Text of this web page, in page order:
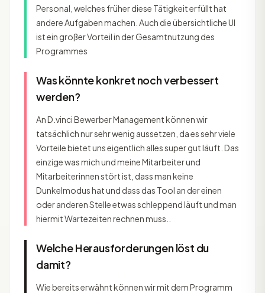
Personal, welches früher diese Tätigkeit erfüllt hat
andere Aufgaben machen. Auch die übersichtliche UI
ist ein großer Vorteil in der Gesamtnutzung des
Programmes
Was könnte konkret noch verbessert
werden?
An D.vinci Bewerber Management können wir
tatsächlich nur sehr wenig aussetzen, da es sehr viele
Vorteile bietet uns eigentlich alles super gut läuft. Das
einzige was mich und meine Mitarbeiter und
Mitarbeiterinnen stört ist, dass man keine
Dunkelmodus hat und dass das Tool an der einen
oder anderen Stelle etwas schleppend läuft und man
hiermit Wartezeiten rechnen muss..
Welche Herausforderungen löst du
damit?
Wie bereits erwähnt können wir mit dem Programm